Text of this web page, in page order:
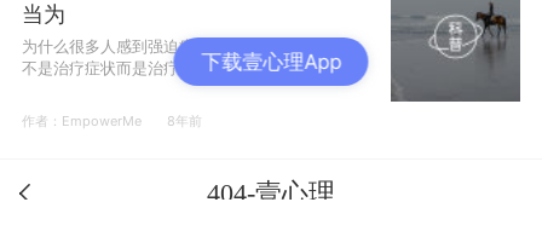
当为
为什么很多人感到强迫症很难治愈？真正的治疗
不是治疗症状而是治疗我们自己的内心。
作者：EmpowerMe 8年前
404-壹心理
下载壹心理App